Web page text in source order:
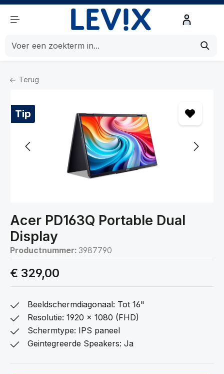
Terug
Home
Beeldschermen
Tip
Acer PD163Q Portable Dual
Display
Productnummer: 3987790
€ 329,00
Beeldschermdiagonaal: Tot 16"
Resolutie: 1920 x 1080 (FHD)
Schermtype: IPS paneel
Geintegreerde Speakers: Ja